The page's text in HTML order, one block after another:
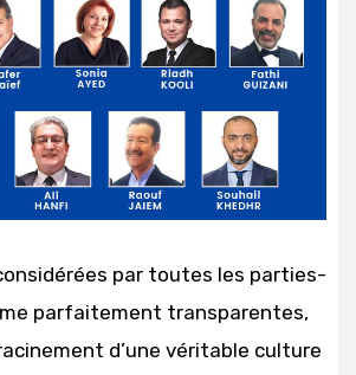
par toutes les parties-
parfaitement transparentes,
d’une véritable culture